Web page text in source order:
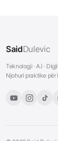
SaidDulevic
Teknologji · A.I ·
Njohuri praktike për